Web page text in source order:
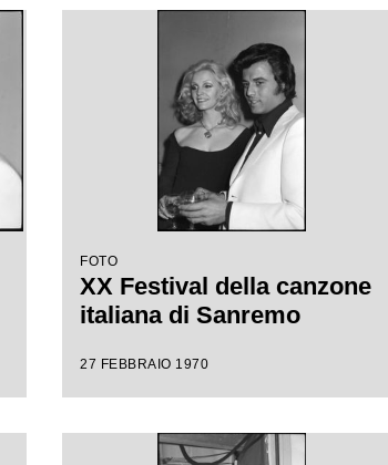
FOTO
XX Festival della canzone
italiana di Sanremo
27 FEBBRAIO 1970